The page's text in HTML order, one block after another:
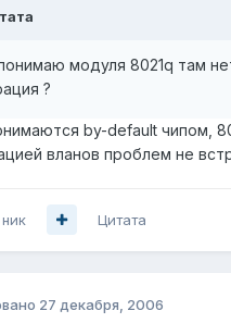
модуля 8021q там
?
by-default чипом,
вланов проблем не
Цитата
27 декабря, 2006